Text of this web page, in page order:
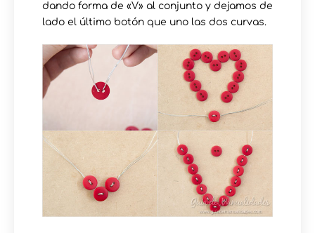
dando forma de «V» al conjunto y dejamos de
lado el último botón que uno las dos curvas.